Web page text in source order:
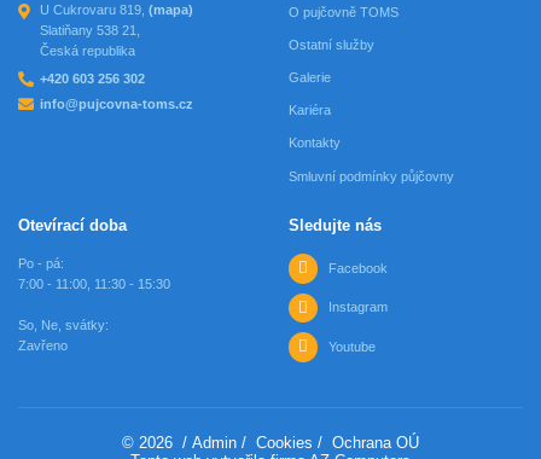
U Cukrovaru 819, (mapa)
Slatiňany 538 21,
Česká republika
+420 603 256 302
info@pujcovna-toms.cz
O pujčovně TOMS
Ostatní služby
Galerie
Kariéra
Kontakty
Smluvní podmínky půjčovny
Otevírací doba
Po - pá:
7:00 - 11:00, 11:30 - 15:30
So, Ne, svátky:
Zavřeno
Sledujte nás
Facebook
Instagram
Youtube
© 2026 / Admin / Cookies / Ochrana OÚ